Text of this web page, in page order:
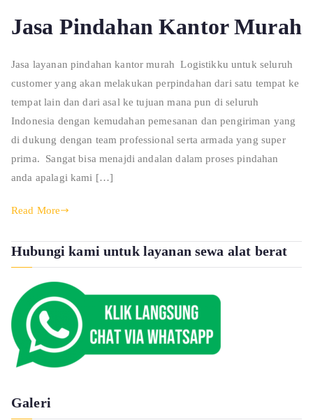
Jasa Pindahan Kantor Murah
Jasa layanan pindahan kantor murah Logistikku untuk seluruh
customer yang akan melakukan perpindahan dari satu tempat ke
tempat lain dan dari asal ke tujuan mana pun di seluruh
Indonesia dengan kemudahan pemesanan dan pengiriman yang
di dukung dengan team professional serta armada yang super
prima. Sangat bisa menajdi andalan dalam proses pindahan
anda apalagi kami […]
Read More
Hubungi kami untuk layanan sewa alat berat
Galeri